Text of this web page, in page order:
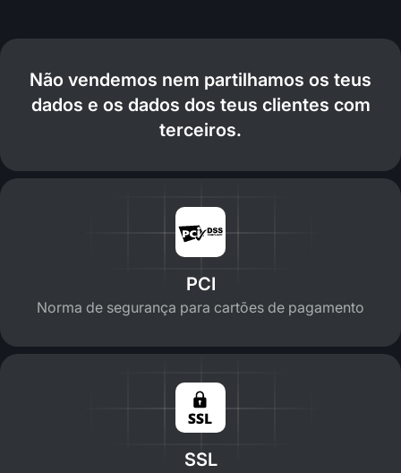
Não vendemos nem partilhamos os teus
dados e os dados dos teus clientes com
terceiros.
PCI
Norma de segurança para cartões de pagamento
SSL